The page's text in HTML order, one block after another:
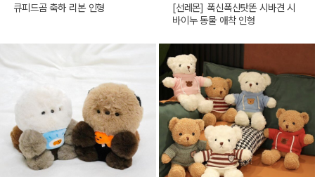
큐피드곰 축하 리본 인형
[선레몬] 폭신폭신탓똔 시바견 시
바이누 동물 애착 인형